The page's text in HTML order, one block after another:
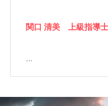
関口 清美 上級指導士